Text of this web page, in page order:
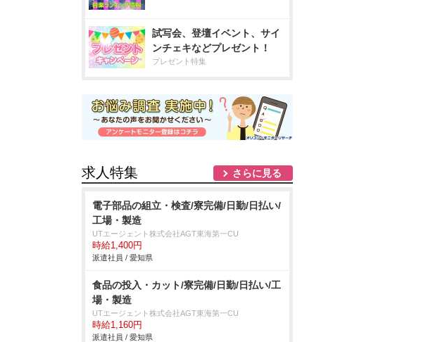
試写会、登壇イベント、サイ
ンチェキなどプレゼント！
プレゼント特集
求人特集 さらに見る
電子部品の組立・検査/寮完備/日勤/日払い/
工場・製造
UTエージェント株式会社AGT東海第一CU
時給1,400円
派遣社員 / 愛知県
食品の投入・カット/寮完備/日勤/日払い/工
場・製造
UTエージェント株式会社AGT東海第一CU
時給1,160円
派遣社員 / 愛知県